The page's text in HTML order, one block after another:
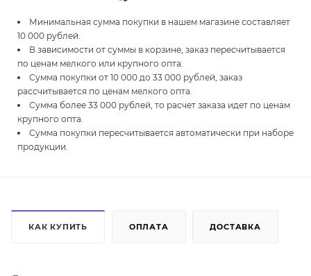
Минимальная сумма покупки в нашем магазине составляет
10 000 рублей.
В зависимости от суммы в корзине, заказ пересчитывается
по ценам мелкого или крупного опта.
Сумма покупки от 10 000 до 33 000 рублей, заказ
рассчитывается по ценам мелкого опта.
Сумма более 33 000 рублей, то расчет заказа идет по ценам
крупного опта.
Сумма покупки пересчитывается автоматически при наборе
продукции.
КАК КУПИТЬ ОПЛАТА ДОСТАВКА